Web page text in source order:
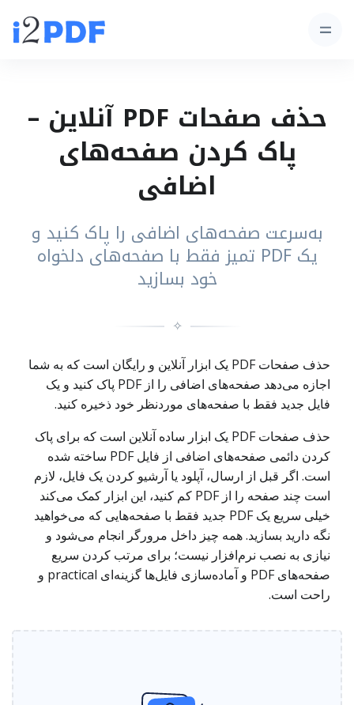
حذف صفحات PDF آنلاین –
پاک کردن صفحه‌های
اضافی
به‌سرعت صفحه‌های اضافی را پاک کنید و
یک PDF تمیز فقط با صفحه‌های دلخواه
خود بسازید
✧
حذف صفحات PDF یک ابزار آنلاین و رایگان است که به شما
اجازه می‌دهد صفحه‌های اضافی را از PDF پاک کنید و یک
فایل جدید فقط با صفحه‌های موردنظر خود ذخیره کنید.
حذف صفحات PDF یک ابزار ساده آنلاین است که برای پاک
کردن دائمی صفحه‌های اضافی از فایل PDF ساخته شده
است. اگر قبل از ارسال، آپلود یا آرشیو کردن یک فایل، لازم
است چند صفحه را از PDF کم کنید، این ابزار کمک می‌کند
خیلی سریع یک PDF جدید فقط با صفحه‌هایی که می‌خواهید
نگه دارید بسازید. همه چیز داخل مرورگر انجام می‌شود و
نیازی به نصب نرم‌افزار نیست؛ برای مرتب کردن سریع
صفحه‌های PDF و آماده‌سازی فایل‌ها گزینه‌ای practical و
راحت است.